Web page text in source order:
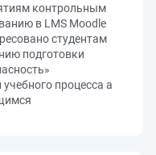
контрольным
в LMS Moodle
студентам
подготовки
процесса а